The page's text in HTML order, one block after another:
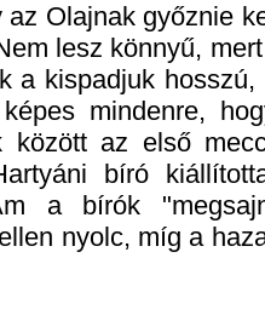
Olajnak győznie
lesz könnyű,
a kispadjuk
mindenre,
között az első
bíró
a bírók
nyolc, míg a